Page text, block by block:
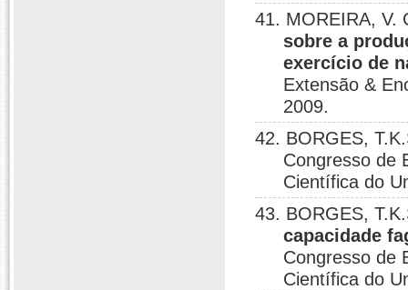
41. MOREIRA, V.
sobre a
exercício de
Extensão &
2009.
42. BORGES,
Congresso de
Científica do
43. BORGES,
capacidade
Congresso de
Científica do